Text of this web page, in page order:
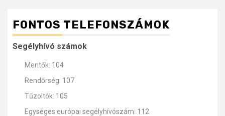
FONTOS TELEFONSZÁMOK
Segélyhívó számok
Mentők: 104
Rendőrség: 107
Tűzoltók: 105
Egységes európai segélyhívószám: 112